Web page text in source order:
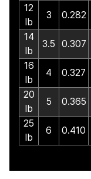
12
lb
3 0.282
14
lb
3.5 0.307
16
lb
4 0.327
20
lb
5 0.365
25
lb
6 0.410